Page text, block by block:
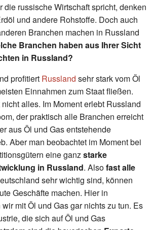
die russische Wirtschaft spricht, denken
und andere Rohstoffe. Doch auch
Branchen machen in Russland
Branchen haben aus Ihrer Sicht
in Russland?
profitiert Russland sehr stark vom Öl
Einnahmen zum Staat fließen.
alles. Im Moment erlebt Russland
der praktisch alle Branchen erreicht
aus Öl und Gas entstehende
Aber man beobachtet im Moment bei
eine ganzstarke
in Russland. Alsofast alle
sehr wichtig sind, können
Geschäfte machen. Hier in
mit Öl und Gas gar nichts zu tun. Es
die sich auf Öl und Gas